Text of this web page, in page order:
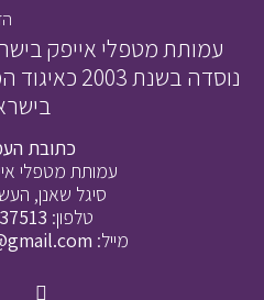
נוסדה בשנת
כתובת
עמותת מטפלי
סיגל שאנן, העשור 6
טלפון:
מייל: